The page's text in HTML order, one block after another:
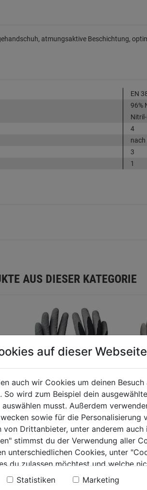
atmungsaktive Beschichtung,
EN
96%
4
nach
3
1
AUS DIESER KATEGORIE
Arbeitshandschuh
schwarz Winter Eco
0.0 (0)
0.0
5
5,29€
auf dieser Webseite
auch wir Cookies um deinen
wird zum Beispiel dein
musst. Außerdem
sowie für die Personalisierung
Drittanbieter, unter anderem auch
stimmst du der Verwendung aller
unterschiedlichen Cookies, unter
du zulassen möchtest und welche
Datenschutzerklärung
Statistiken Marketing